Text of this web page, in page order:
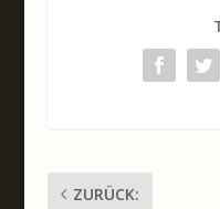
ZURÜCK: